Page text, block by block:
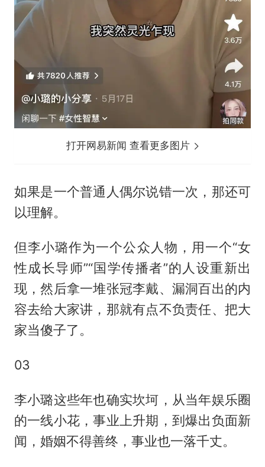
打开网易新闻 查看更多图片
如果是一个普通人偶尔说错一次，那还可
以理解。
但李小璐作为一个公众人物，用一个“女
性成长导师”“国学传播者”的人设重新出
现，然后拿一堆张冠李戴、漏洞百出的内
容去给大家讲，那就有点不负责任、把大
家当傻子了。
03
李小璐这些年也确实坎坷，从当年娱乐圈
的一线小花，事业上升期，到爆出负面新
闻，婚姻不得善终，事业也一落千丈。